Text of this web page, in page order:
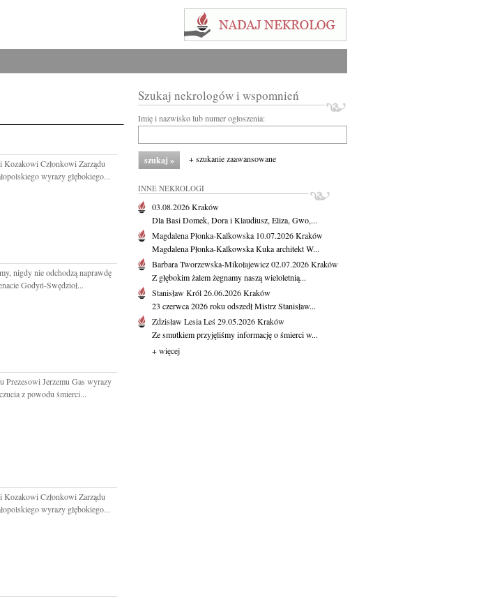
Kozakowi Członkowi Zarządu
wyrazy głębokiego...
nigdy nie odchodzą naprawdę
Godyń-Swędzioł...
Prezesowi Jerzemu Gas wyrazy
z powodu śmierci...
Kozakowi Członkowi Zarządu
wyrazy głębokiego...
Szukaj nekrologów i wspomnień
Imię i nazwisko lub numer ogłoszenia:
+ szukanie zaawansowane
INNE NEKROLOGI
03.08.2026Kraków
Dla Basi Domek, Dora i Klaudiusz, Eliza, Gwo,...
Magdalena Płonka-Kalkowska 10.07.2026Kraków
Magdalena Płonka-Kalkowska Kuka architekt W...
Barbara Tworzewska-Mikołajewicz02.07.2026Kraków
Z głębokim żalem żegnamy naszą wieloletnią...
Stanisław Król26.06.2026Kraków
23 czerwca 2026 roku odszedł Mistrz Stanisław...
Zdzisław Lesia Leś29.05.2026Kraków
Ze smutkiem przyjęliśmy informację o śmierci w...
+ więcej